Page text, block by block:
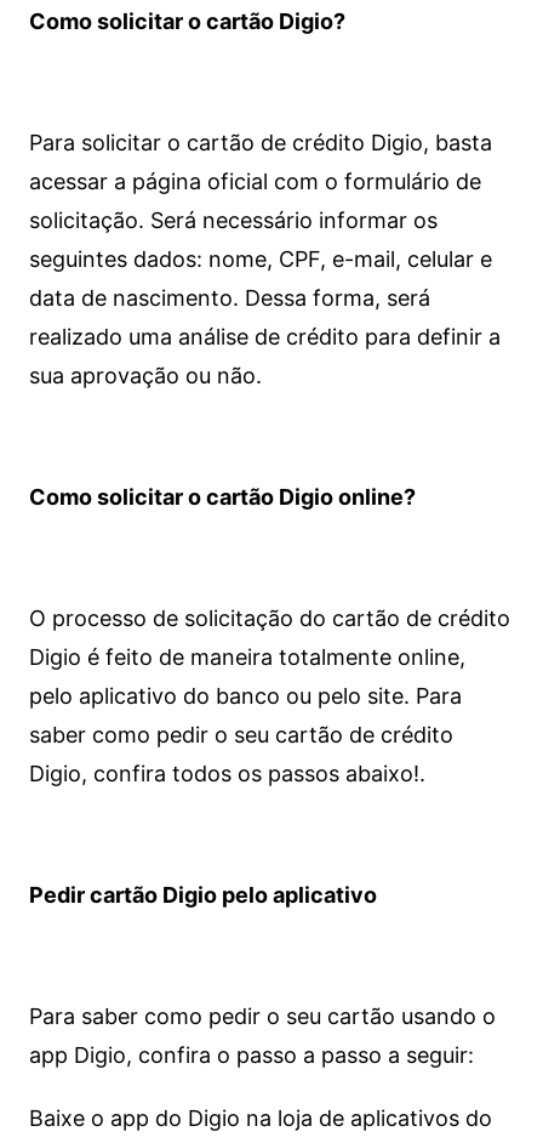
Como solicitar o cartão Digio?
Para solicitar o cartão de crédito Digio, basta
acessar a página oficial com o formulário de
solicitação. Será necessário informar os
seguintes dados: nome, CPF, e-mail, celular e
data de nascimento. Dessa forma, será
realizado uma análise de crédito para definir a
sua aprovação ou não.
Como solicitar o cartão Digio online?
O processo de solicitação do cartão de crédito
Digio é feito de maneira totalmente online,
pelo aplicativo do banco ou pelo site. Para
saber como pedir o seu cartão de crédito
Digio, confira todos os passos abaixo!.
Pedir cartão Digio pelo aplicativo
Para saber como pedir o seu cartão usando o
app Digio, confira o passo a passo a seguir:
Baixe o app do Digio na loja de aplicativos do